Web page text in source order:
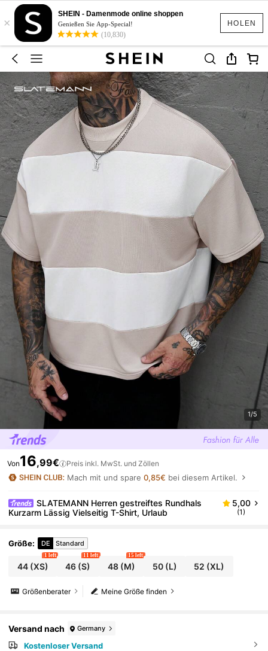
HOLEN
×
SHEIN - Damenmode online shoppen
Genießen Sie App-Special!
(10,830)
1/5
Von16,99€ Preis inkl. MwSt. und Zöllen
Mach mit und spare0,85€ bei diesem Artikel.
SLATEMANN Herren gestreiftes Rundhals
Kurzarm Lässig Vielseitig T-Shirt, Urlaub
5,00
(1)
Größe: DE Standard
44(XS)
1 left
46 (S)
11 left
48(M)
15 left
50(L) 52 (XL)
Meine Größe finden
Größenberater
Versand nach Germany
Kostenloser Versand